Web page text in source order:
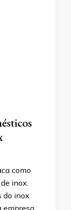
como
inox.
do inox